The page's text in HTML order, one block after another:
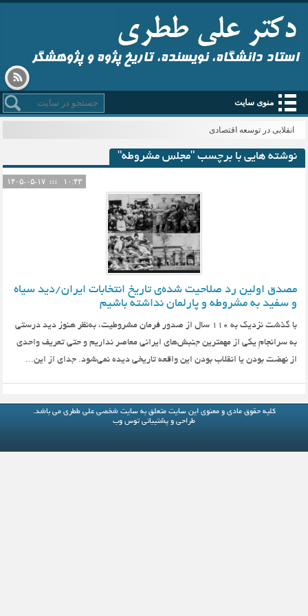
استاد دانشگاه، نویسنده، تاریخ پژوه و پژوهشگر
منوی سایت
انقلابی در توسعه اقتصادی
نوشته هایی با برچسب "مجلس مشروطه"
۱۰:۴۳
مصدق اولین رد صلاحیت شده‌ی تاریخ انتخابات ایران/دید سیاه
و سفید به مشروطه و پارلمان نداشته باشیم
با گذشت نزدیک به 110 سال از صدور فرمان مشروطیت، به‌نظر هنوز دید درستی
به سرانجامِ یکی از مهمترین جنبش‌های ایرانی معاصر نداریم و حتی تعریف واحدی
از نهضت بودن یا انقلاب بودن این واقعه تاریخی دیده نمی‌شود. جدای از این...
کلیه حقوق مادی و معنوی این سایت متعلق بهسایت شخصی علی ططری می باشد.
طراحی و پشتیبانی توس وب